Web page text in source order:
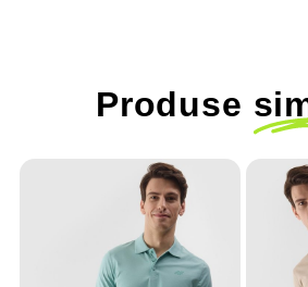
Produse